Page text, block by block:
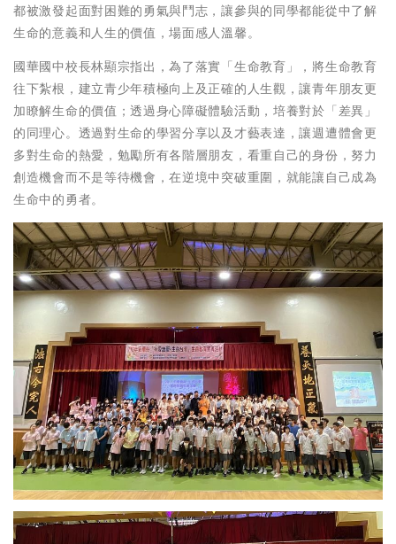
都被激發起面對困難的勇氣與鬥志，讓參與的同學都能從中了解
生命的意義和人生的價值，場面感人溫馨。
國華國中校長林顯宗指出，為了落實「生命教育」，將生命教育
往下紮根，建立青少年積極向上及正確的人生觀，讓青年朋友更
加瞭解生命的價值；透過身心障礙體驗活動，培養對於「差異」
的同理心。透過對生命的學習分享以及才藝表達，讓週遭體會更
多對生命的熱愛，勉勵所有各階層朋友，看重自己的身份，努力
創造機會而不是等待機會，在逆境中突破重圍，就能讓自己成為
生命中的勇者。